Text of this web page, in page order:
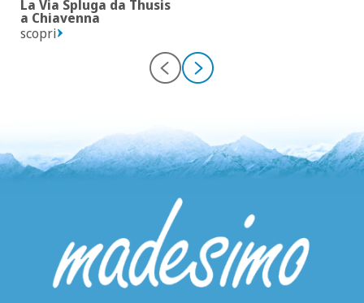
La Via Spluga da Thusis
a Chiavenna
scopri